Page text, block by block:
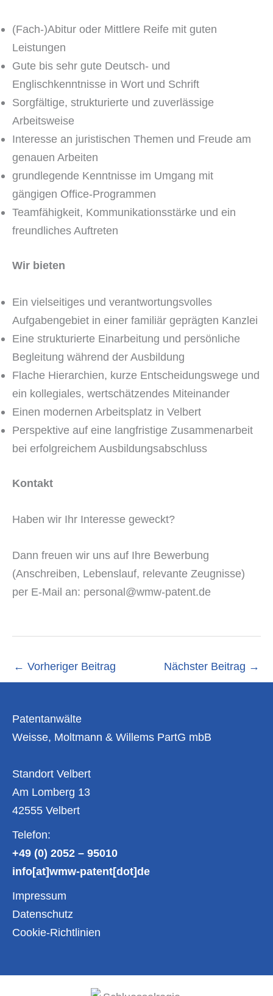
(Fach-)Abitur oder Mittlere Reife mit guten
Leistungen
Gute bis sehr gute Deutsch- und
Englischkenntnisse in Wort und Schrift
Sorgfältige, strukturierte und zuverlässige
Arbeitsweise
Interesse an juristischen Themen und Freude am
genauen Arbeiten
grundlegende Kenntnisse im Umgang mit
gängigen Office-Programmen
Teamfähigkeit, Kommunikationsstärke und ein
freundliches Auftreten
Wir bieten
Ein vielseitiges und verantwortungsvolles
Aufgabengebiet in einer familiär geprägten Kanzlei
Eine strukturierte Einarbeitung und persönliche
Begleitung während der Ausbildung
Flache Hierarchien, kurze Entscheidungswege und
ein kollegiales, wertschätzendes Miteinander
Einen modernen Arbeitsplatz in Velbert
Perspektive auf eine langfristige Zusammenarbeit
bei erfolgreichem Ausbildungsabschluss
Kontakt
Haben wir Ihr Interesse geweckt?
Dann freuen wir uns auf Ihre Bewerbung
(Anschreiben, Lebenslauf, relevante Zeugnisse)
per E-Mail an: personal@wmw-patent.de
← Vorheriger Beitrag Nächster Beitrag →
Patentanwälte
Weisse, Moltmann & Willems PartG mbB
Standort Velbert
Am Lomberg 13
42555 Velbert
Telefon:
+49 (0) 2052 – 95010
info[at]wmw-patent[dot]de
Impressum
Datenschutz
Cookie-Richtlinien